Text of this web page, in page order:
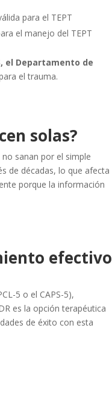
para el TEPT
el manejo del TEPT
el Departamento de
el trauma.
solas?
sanan por el simple
de décadas, lo que afecta
porque la información
efectivo
5 o el CAPS-5),
es la opción terapéutica
de éxito con esta